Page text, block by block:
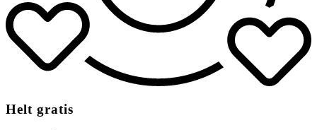
Helt gratis